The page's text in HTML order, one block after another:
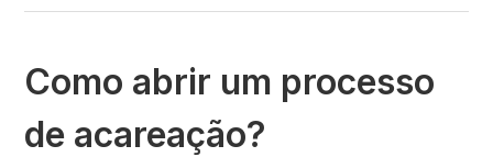
Como abrir um processo
de acareação?